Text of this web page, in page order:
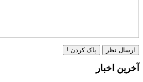
ارسال نظر پاک کردن !
آخرین اخبار